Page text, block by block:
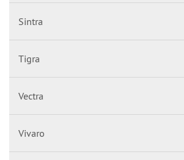
Sintra
Tigra
Vectra
Vivaro